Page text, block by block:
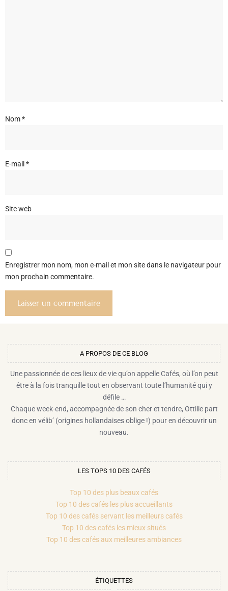
Nom*
E-mail *
Site web
Enregistrer mon nom, mon e-mail et mon site dans le navigateur pour
mon prochain commentaire.
A PROPOS DE CE BLOG​
Une passionnée de ces lieux de vie qu’on appelle Cafés, où l’on peut
être à la fois tranquille tout en observant toute l’humanité qui y
défile …
Chaque week-end, accompagnée de son cher et tendre, Ottilie part
donc en vélib’ (origines hollandaises oblige !) pour en découvrir un
nouveau.
LES TOPS 10 DES CAFÉS
Top 10 des plus beaux cafés
Top 10 des cafés les plus accueillants
Top 10 des cafés servant les meilleurs cafés
Top 10 des cafés les mieux situés
Top 10 des cafés aux meilleures ambiances
ÉTIQUETTES